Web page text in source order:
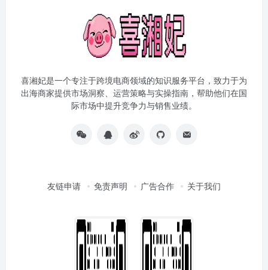
喜湘妃是一个专注于跨境电商领域的知识服务平台，致力于为
出海商家提供市场洞察、运营策略与实操指南，帮助他们在国
际市场中提升竞争力与销售业绩。
友链申请 免责声明 广告合作 关于我们